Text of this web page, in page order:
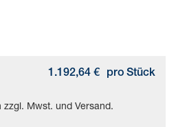
1.192,64 € pro Stück
Mwst. und Versand.